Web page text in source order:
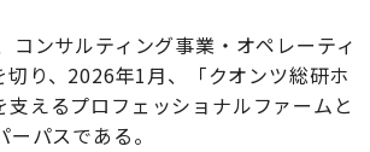
ンサルティング事業・オペレーティ
り、2026年1月、「クオンツ総研ホ
えるプロフェッショナルファームと
パスである。